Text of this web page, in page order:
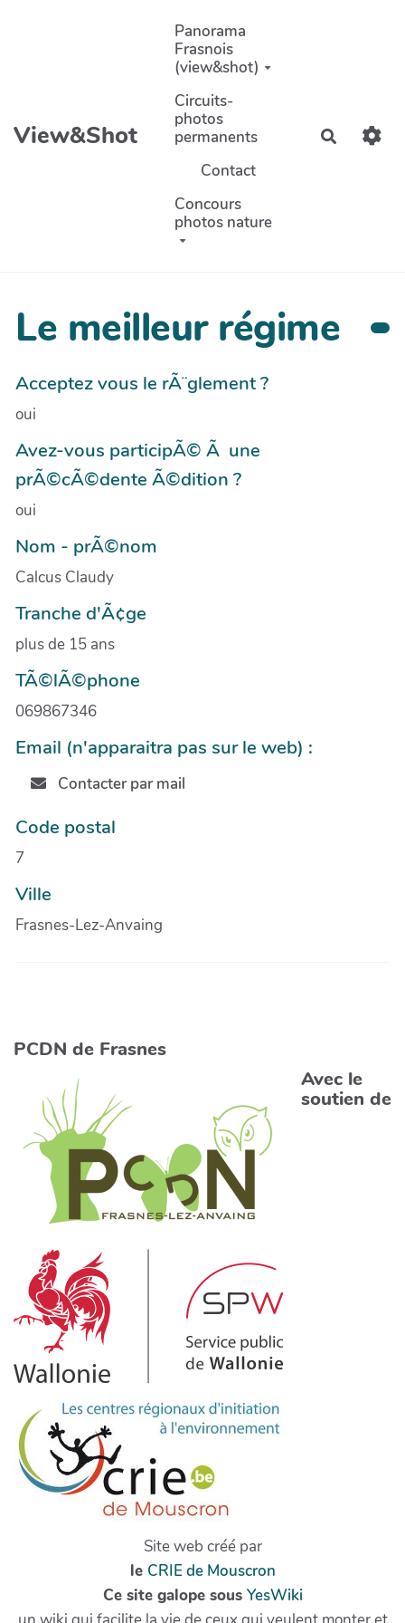
Aller au contenu principal
View&Shot
Panorama
Frasnois
(view&shot)
Circuits-
photos
permanents
Contact
Concours
photos nature
Le meilleur régime
Acceptez vous le rÃ¨glement ?
oui
Avez-vous participÃ© Ã une
prÃ©cÃ©dente Ã©dition ?
oui
Nom - prÃ©nom
Calcus Claudy
Tranche d'Ã¢ge
plus de 15 ans
TÃ©lÃ©phone
069867346
Email (n'apparaitra pas sur le web) :
Contacter par mail
Code postal
7
Ville
Frasnes-Lez-Anvaing
PCDN de Frasnes
Avec le
soutien de
Site web créé par
le CRIE de Mouscron
Ce site galope sous YesWiki